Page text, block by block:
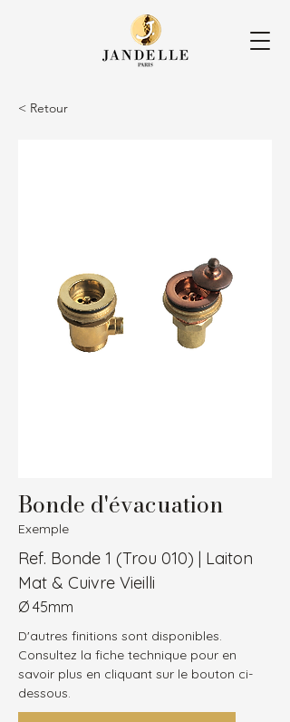
< Retour
Bonde d'évacuation
Exemple
Ref. Bonde 1 (Trou 010) | Laiton
Mat & Cuivre Vieilli
Ø 45mm
D'autres finitions sont disponibles.
Consultez la fiche technique pour en
savoir plus en cliquant sur le bouton ci-
dessous.